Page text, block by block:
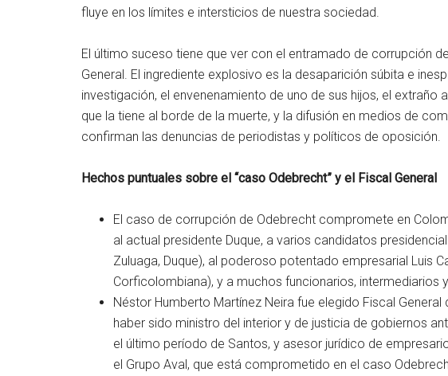
fluye en los límites e intersticios de nuestra sociedad.
El último suceso tiene que ver con el entramado de corrupción
General. El ingrediente explosivo es la desaparición súbita e
investigación, el envenenamiento de uno de sus hijos, el extraño
que la tiene al borde de la muerte, y la difusión en medios de
confirman las denuncias de periodistas y políticos de oposición.
Hechos puntuales sobre el “caso Odebrecht” y el Fiscal General
El caso de corrupción de Odebrecht compromete en
al actual presidente Duque, a varios candidatos
Zuluaga, Duque), al poderoso potentado empresarial Luis
Corficolombiana), y a muchos funcionarios, intermediarios
Néstor Humberto Martínez Neira fue elegido Fiscal
haber sido ministro del interior y de justicia de gobiernos
el último período de Santos, y asesor jurídico de
el Grupo Aval, que está comprometido en el caso